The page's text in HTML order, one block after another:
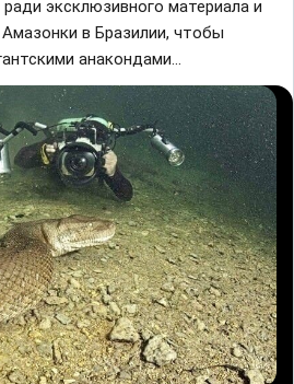
эксклюзивного материала и
в Бразилии, чтобы
анакондами...